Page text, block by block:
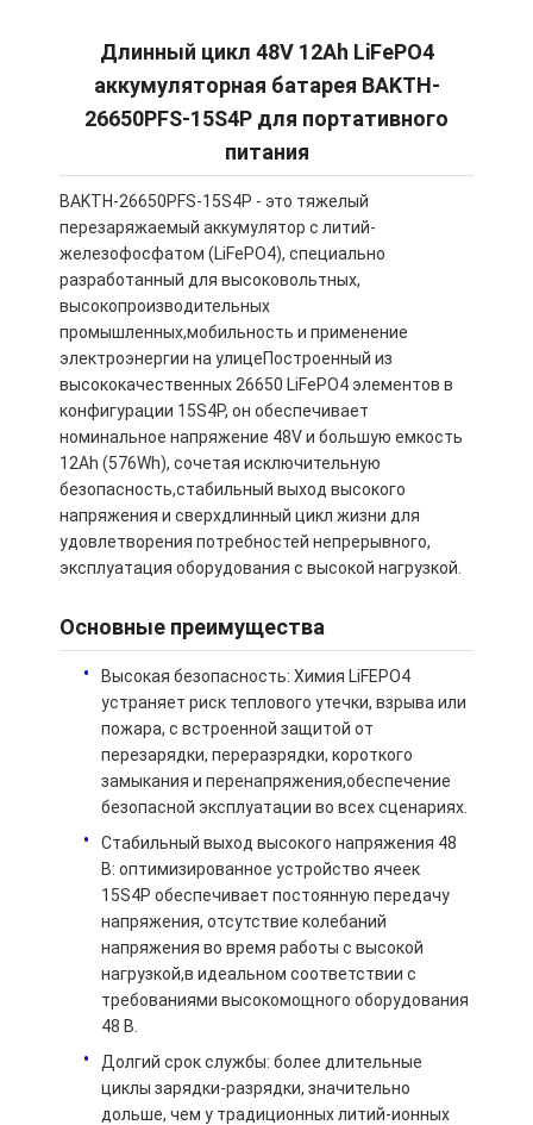
Домой
Продукты
О нас
Длинный цикл 48V 12Ah LiFePO4
аккумуляторная батарея BAKTH-
26650PFS-15S4P для портативного
питания
BAKTH-26650PFS-15S4P - это тяжелый
перезаряжаемый аккумулятор с литий-
железофосфатом (LiFePO4), специально
разработанный для высоковольтных,
высокопроизводительных
промышленных,мобильность и применение
электроэнергии на улицеПостроенный из
высококачественных 26650 LiFePO4 элементов в
конфигурации 15S4P, он обеспечивает
номинальное напряжение 48V и большую емкость
12Ah (576Wh), сочетая исключительную
безопасность,стабильный выход высокого
напряжения и сверхдлинный цикл жизни для
удовлетворения потребностей непрерывного,
эксплуатация оборудования с высокой нагрузкой.
Основные преимущества
Высокая безопасность: Химия LiFEPO4
устраняет риск теплового утечки, взрыва или
пожара, с встроенной защитой от
перезарядки, переразрядки, короткого
замыкания и перенапряжения,обеспечение
безопасной эксплуатации во всех сценариях.
Стабильный выход высокого напряжения 48
В: оптимизированное устройство ячеек
15S4P обеспечивает постоянную передачу
напряжения, отсутствие колебаний
напряжения во время работы с высокой
нагрузкой,в идеальном соответствии с
требованиями высокомощного оборудования
48 В.
Долгий срок службы: более длительные
циклы зарядки-разрядки, значительно
дольше, чем у традиционных литий-ионных